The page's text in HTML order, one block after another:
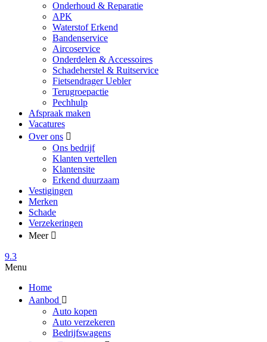
Onderhoud & Reparatie
APK
Waterstof Erkend
Bandenservice
Aircoservice
Onderdelen & Accessoires
Schadeherstel & Ruitservice
Fietsendrager Uebler
Terugroepactie
Pechhulp
Afspraak maken
Vacatures
Over ons
Ons bedrijf
Klanten vertellen
Klantensite
Erkend duurzaam
Vestigingen
Merken
Schade
Verzekeringen
Meer
9.3
Menu
Home
Aanbod
Auto kopen
Auto verzekeren
Bedrijfswagens